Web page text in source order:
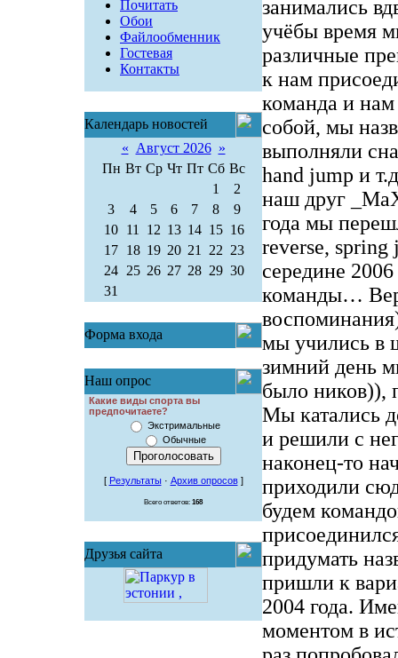
Почитать
Обои
Файлообменник
Гостевая
Контакты
Календарь новостей
« Август 2026 »
Пн Вт Ср Чт Пт Сб Вс
1
2
3
4 5 6 7 8
9
10 11 12 13 14 15 16
17 18 19 20 21 22 23
24 25 26 27 28 29 30
31
Форма входа
Наш опрос
Какие виды спорта вы
предпочитаете?
Экстримальные
Обычные
[ Результаты· Архив опросов]
Всего ответов: 168
Друзья сайта
занимались
учёбы время
различные
к нам
команда и
собой, мы
выполняли
hand jump и
наш друг
года мы
reverse,
середине
команды…
мы учились в
зимний день
было ников)),
Мы катались
и решили с
наконец-то
приходили
будем
придумать
пришли к
2004 года.
моментом в